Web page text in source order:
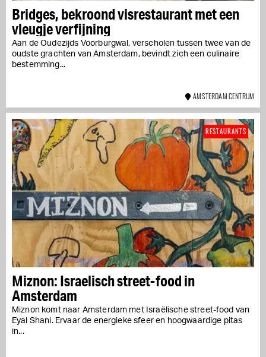
Bridges, bekroond visrestaurant met een
vleugje verfijning
Aan de Oudezijds Voorburgwal, verscholen tussen twee van de
oudste grachten van Amsterdam, bevindt zich een culinaire
bestemming...
AMSTERDAM CENTRUM
Miznon: Israelisch street-food in
Amsterdam
Miznon komt naar Amsterdam met Israëlische street-food van
Eyal Shani. Ervaar de energieke sfeer en hoogwaardige pitas
in...
RESTAURANTS